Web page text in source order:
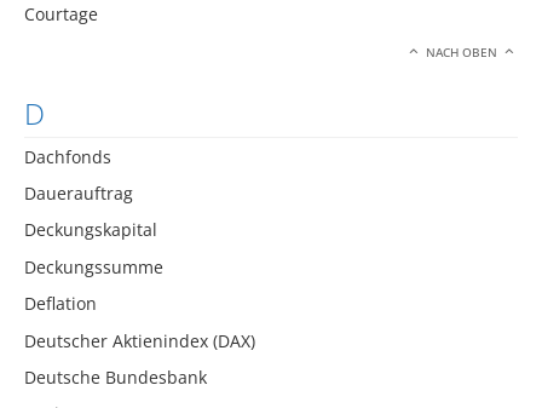
Courtage
NACH OBEN
D
Dachfonds
Dauerauftrag
Deckungskapital
Deckungssumme
Deflation
Deutscher Aktienindex (DAX)
Deutsche Bundesbank